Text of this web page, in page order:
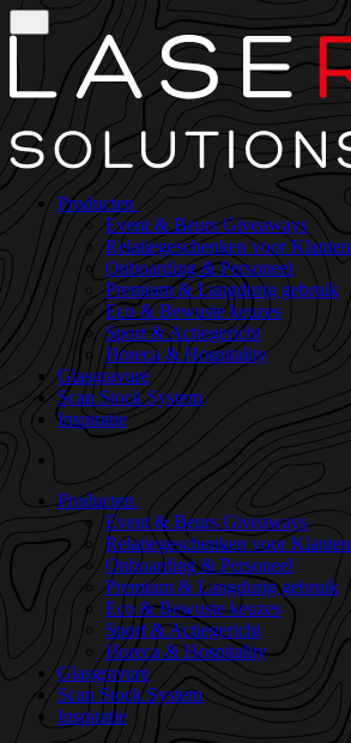
Producten
Event & Beurs Giveaways
Relatiegeschenken voor Klanten
Onboarding & Personeel
Premium & Langdurig gebruik
Eco & Bewuste keuzes
Sport & Actiegericht
Horeca & Hospitality
Glasgravure
Scan Stock System
Inspiratie
Producten
Event & Beurs Giveaways
Relatiegeschenken voor Klanten
Onboarding & Personeel
Premium & Langdurig gebruik
Eco & Bewuste keuzes
Sport & Actiegericht
Horeca & Hospitality
Glasgravure
Scan Stock System
Inspiratie